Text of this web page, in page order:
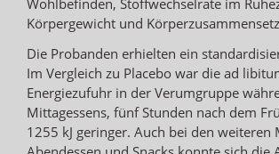
Körpergewicht und
Die Probanden erhielten ein
Im Vergleich zu Placebo war die ad
Energiezufuhr in der Verumgruppe
Mittagessens, fünf Stunden nach dem
1255 kJ geringer. Auch bei den weiteren